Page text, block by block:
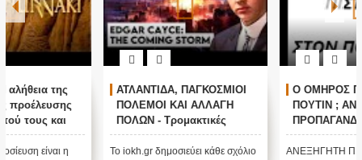
Ο ΟΜΗΡΟΣ ΠΙΣΤΕΥΕΙ ΣΤΟΝ
ΠΟΥΤΙΝ ; ΑΝΕΞΗΓΗΤΗ
ΠΡΟΠΑΓΑΝΔΑ ΥΠΕΡ ΤΟΥ
ΠΟΥΤΙΝ;
ΑΝΕΞΗΓΗΤΗ ΠΡΟΠΑΓΑΝΔΑ
Τα είπε όλα με μιας ! Τους
άφησε όλους άφωνους
Το iokh.gr δημοσιεύει κάθε σχόλιο
το οποίο είναι σχετικό με το θέμα.